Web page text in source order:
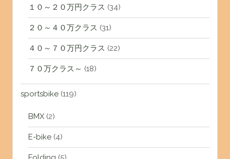
１０～２０万円クラス (34)
２０～４０万クラス (31)
４０～７０万円クラス (22)
７０万クラス～ (18)
sportsbike(119)
BMX(2)
E-bike(4)